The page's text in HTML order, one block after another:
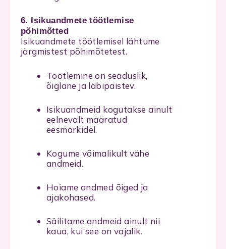
6. Isikuandmete töötlemise
põhimõtted
Isikuandmete töötlemisel lähtume
järgmistest põhimõtetest.
Töötlemine on seaduslik,
õiglane ja läbipaistev.
Isikuandmeid kogutakse ainult
eelnevalt määratud
eesmärkidel.
Kogume võimalikult vähe
andmeid.
Hoiame andmed õiged ja
ajakohased.
Säilitame andmeid ainult nii
kaua, kui see on vajalik.